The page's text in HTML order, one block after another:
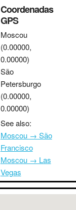
Coordenadas
GPS
Moscou
(0.00000,
0.00000)
São
Petersburgo
(0.00000,
0.00000)
See also:
Moscou → São
Francisco
Moscou → Las
Vegas